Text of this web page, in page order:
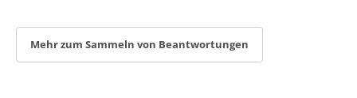
Mehr zum Sammeln von Beantwortungen